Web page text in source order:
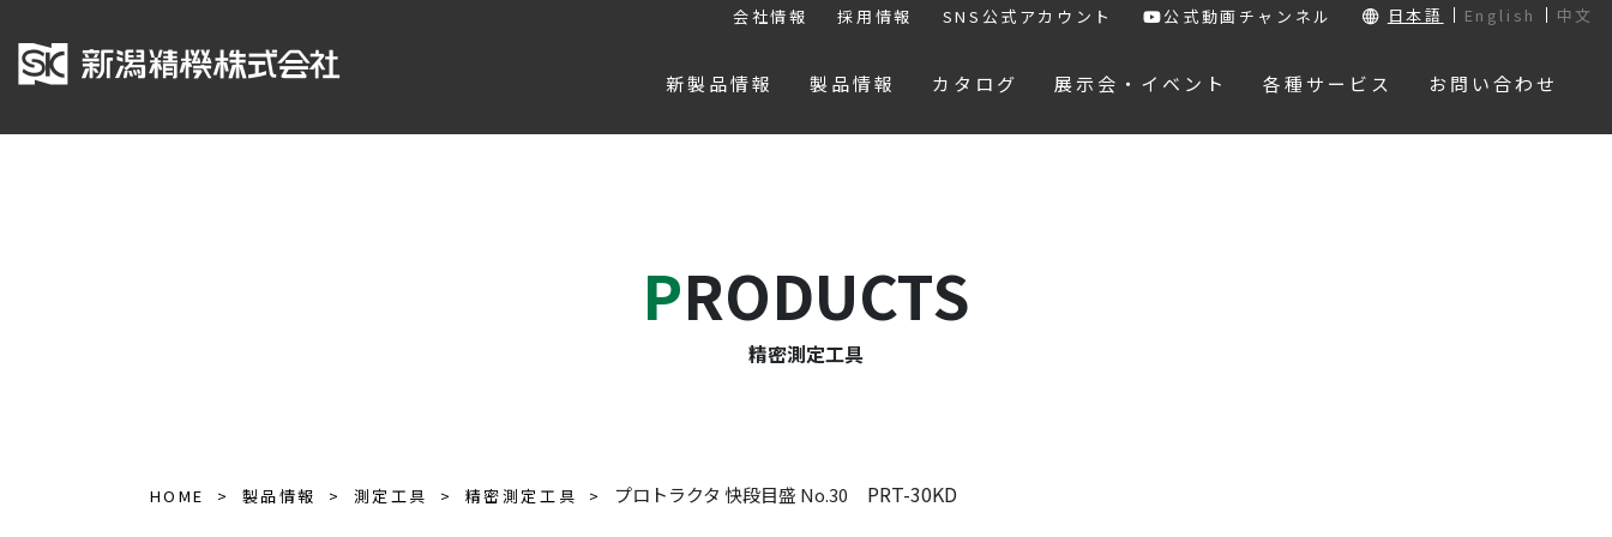
会社情報 採用情報 SNS公式アカウント 公式動画チャンネル 日本語 English 中文
新製品情報 製品情報 カタログ 展示会・イベント 各種サービス お問い合わせ
PRODUCTS
精密測定工具
HOME 製品情報 測定工具 精密測定工具 プロトラクタ 快段目盛 No.30 PRT-30KD